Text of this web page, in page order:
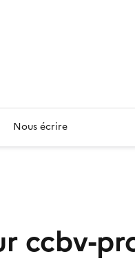
Nous écrire
ccbv-